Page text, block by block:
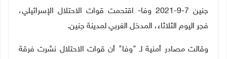
جنين 7-9-2021 وفا- اقتحمت قوات الاحتلال الإسرائيلي،
فجر اليوم الثلاثاء، المدخل الغربي لمدينة جنين.
وقالت مصادر أمنية لـ "وفا" أن قوات الاحتلال نشرت فرقة